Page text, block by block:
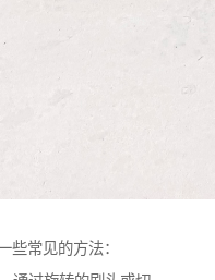
些常见的方法：